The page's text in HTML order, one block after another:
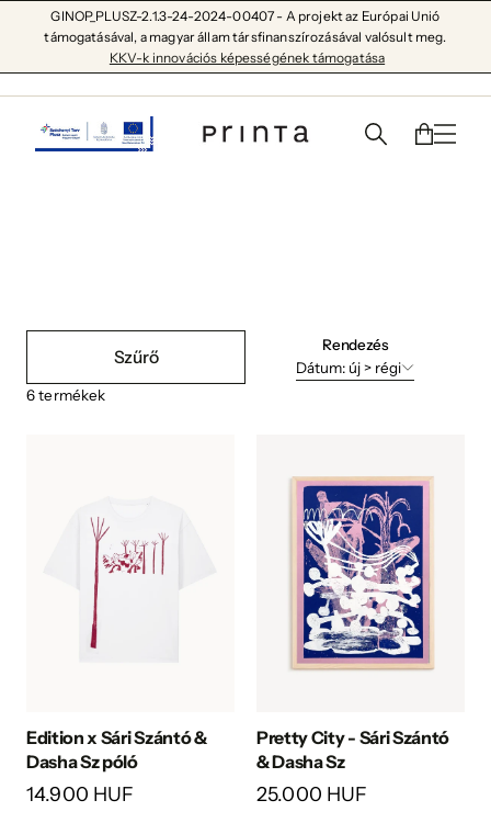
GINOP_PLUSZ-2.1.3-24-2024-00407 - A projekt az Európai Unió
támogatásával, a magyar állam társfinanszírozásával valósult meg.
KKV-k innovációs képességének támogatása
Szűrő
6termékek
Rendezés
Dátum: új > régi
Edition x Sári Szántó &
Dasha Sz póló
14.900 HUF
Pretty City - Sári Szántó
& Dasha Sz
25.000 HUF